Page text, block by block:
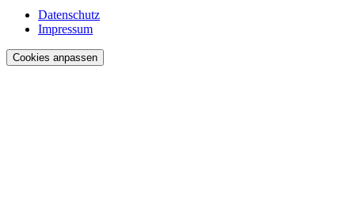
Datenschutz
Impressum
Cookies anpassen